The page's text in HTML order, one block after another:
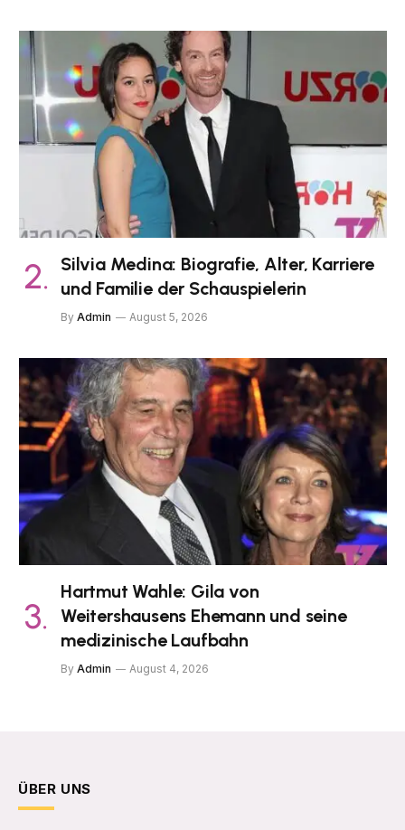
Silvia Medina: Biografie, Alter, Karriere
und Familie der Schauspielerin
By Admin August 5, 2026
Hartmut Wahle: Gila von
Weitershausens Ehemann und seine
medizinische Laufbahn
By Admin August 4, 2026
ÜBER UNS